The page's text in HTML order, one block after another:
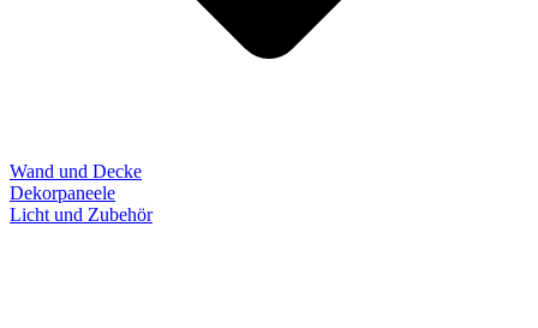
Wand und Decke
Dekorpaneele
Licht und Zubehör